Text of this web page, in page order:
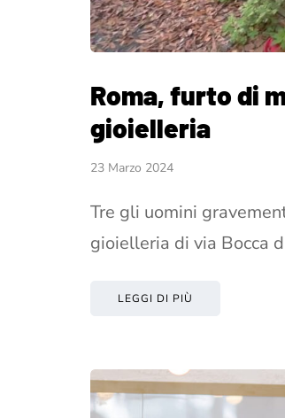
Roma, furto di
gioielleria
23 Marzo 2024
Tre gli uomini
gioielleria di via Bocca
LEGGI DI PIÙ